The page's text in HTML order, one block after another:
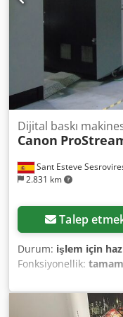
dünya çapında
teslimattan önce,
Svrtepfx Ahhskr
iletişime geçebilirsiniz.
Sant Esteve
2.831 km
Dijital baskı
Canon
Talep
Durum: işlem için
Fonksiyonellik:
kanalları:10, baskı
1.200 DPI (inç başına